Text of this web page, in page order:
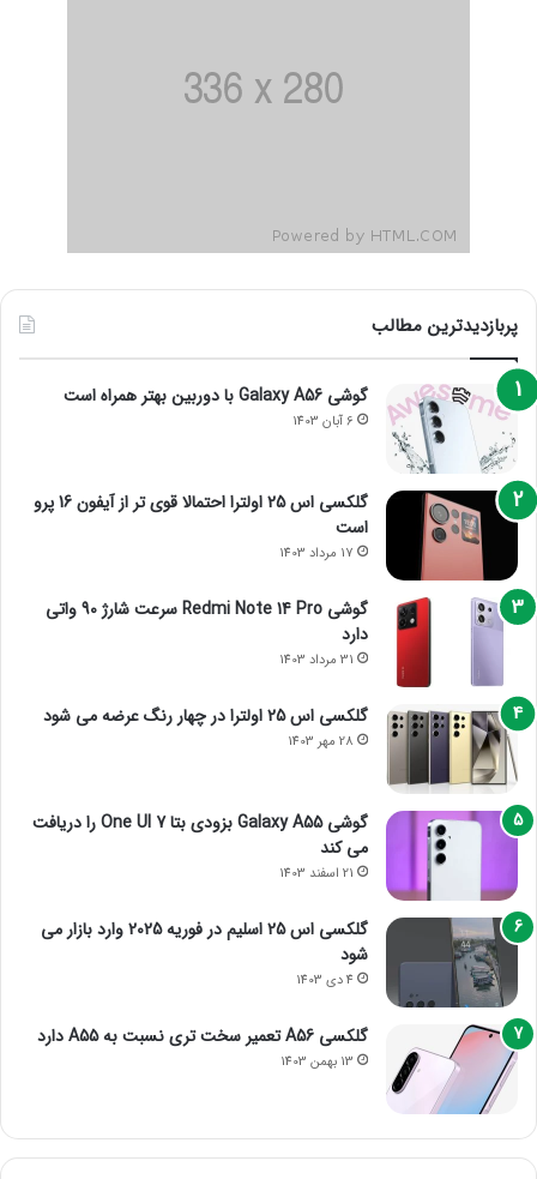
پربازدیدترین مطالب
گوشی Galaxy A56 با دوربین بهتر همراه است
6 آبان 1403
گلکسی اس 25 اولترا احتمالا قوی تر از آیفون 16 پرو
است
17 مرداد 1403
گوشی Redmi Note 14 Pro سرعت شارژ 90 واتی
دارد
31 مرداد 1403
گلکسی اس 25 اولترا در چهار رنگ عرضه می شود
28 مهر 1403
گوشی Galaxy A55 بزودی بتا One UI 7 را دریافت
می کند
21 اسفند 1403
گلکسی اس 25 اسلیم در فوریه 2025 وارد بازار می
شود
4 دی 1403
گلکسی A56 تعمیر سخت تری نسبت به A55 دارد
13 بهمن 1403